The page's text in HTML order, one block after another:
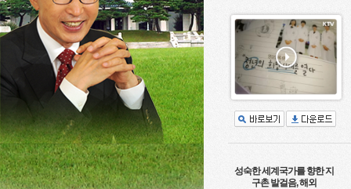
성숙한 세계국가를 향한 지
구촌 발걸음, 해외